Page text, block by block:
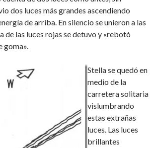
dos luces más grandes ascendiendo
de arriba. En silencio se unieron a las
de las luces rojas se detuvo y «rebotó
goma».
Stella se quedó en
medio de la
carretera solitaria
vislumbrando
estas extrañas
luces. Las luces
brillantes